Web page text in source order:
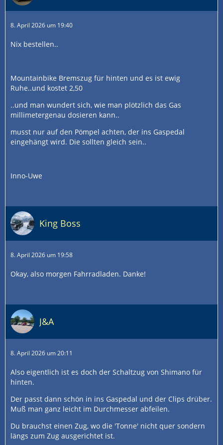
8. April 2026 um 19:40
Nix bestellen..
Mountainbike Bremszug für hinten und es ist ewig
Ruhe..und kostet 2,50
..und man wundert sich, wie man plötzlich das Gas
millimetergenau dosieren kann..
musst nur auf den Pömpel achten, der ins Gaspedal
eingehängt wird. Die sollten gleich sein..
Inno-Uwe
King Boss
8. April 2026 um 19:58
Okay, also morgen Fahrradladen. Danke!
J&A
8. April 2026 um 20:11
Also eigentlich ist es doch der Schaltzug von Shimano für
hinten.
Der passt dann schön in ins Gaspedal und der Clips drüber.
Muß man ganz leicht im Durchmesser abfeilen.
Du brauchst einen Zug, wo die 'Tonne' nicht quer sondern
längs zum Zug ausgerichtet ist.